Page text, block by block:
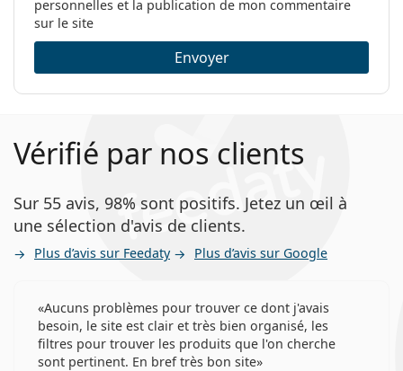
personnelles et la publication de mon commentaire
sur le site
Envoyer
Vérifié par nos clients
Sur 55 avis, 98% sont positifs. Jetez un œil à
une sélection d'avis de clients.
Plus d’avis sur Feedaty Plus d’avis sur Google
Aucuns problèmes pour trouver ce dont j'avais
besoin, le site est clair et très bien organisé, les
filtres pour trouver les produits que l'on cherche
sont pertinent. En bref très bon site